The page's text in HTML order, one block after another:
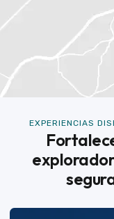
EXPERIENCIAS